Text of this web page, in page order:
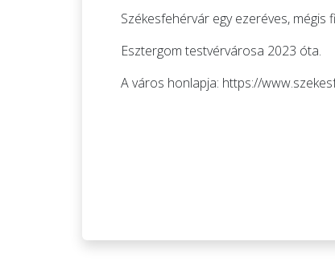
Székesfehérvár egy ezeréves,
Esztergom testvérvárosa 2023 óta.
A város honlapja: https://